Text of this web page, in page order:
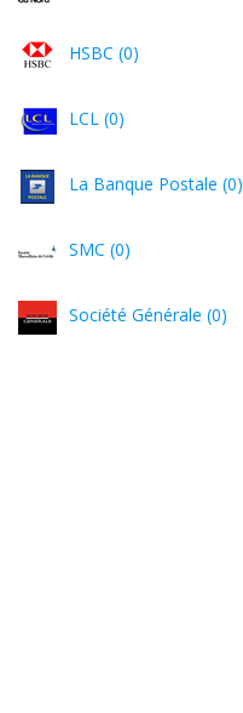
HSBC (0)
LCL (0)
La Banque Postale (0)
SMC (0)
Société Générale (0)